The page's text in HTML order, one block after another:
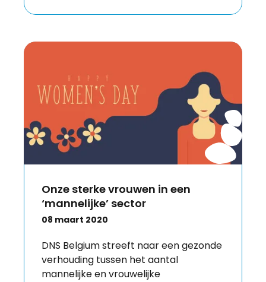
Onze sterke vrouwen in een
‘mannelijke’ sector
08 maart 2020
DNS Belgium streeft naar een gezonde
verhouding tussen het aantal
mannelijke en vrouwelijke